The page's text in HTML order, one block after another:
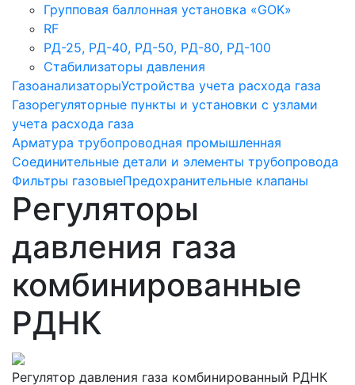
Групповая баллонная установка «GOK»
RF
РД-25, РД-40, РД-50, РД-80, РД-100
Стабилизаторы давления
ГазоанализаторыУстройства учета расхода газа
Газорегуляторные пункты и установки с узлами
учета расхода газа
Арматура трубопроводная промышленная
Соединительные детали и элементы трубопровода
Фильтры газовыеПредохранительные клапаны
Регуляторы
давления газа
комбинированные
РДНК
Регулятор давления газа комбинированный РДНК